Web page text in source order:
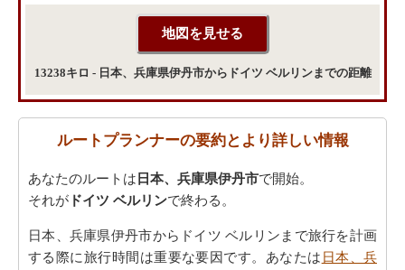
13238キロ - 日本、兵庫県伊丹市からドイツ ベルリンまでの距離
ルートプランナーの要約とより詳しい情報
あなたのルートは 日本、兵庫県伊丹市で開始。
それが ドイツ ベルリンで終わる。
日本、兵庫県伊丹市からドイツ ベルリンまで旅行を計画
する際に旅行時間は重要な要因です。あなたは 日本、兵